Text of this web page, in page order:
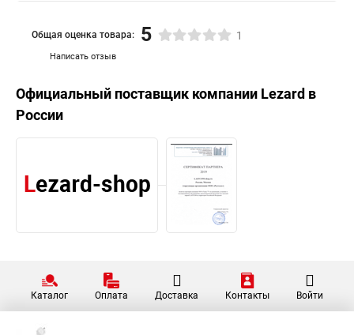
Написать отзыв
Общая оценка товара: 5 1
Официальный поставщик компании Lezard в
России
Каталог Оплата Доставка Контакты Войти